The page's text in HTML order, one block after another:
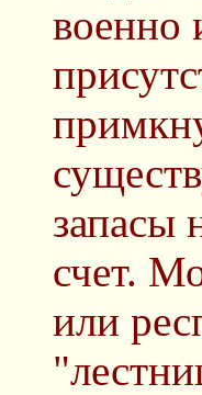
военно
запасы
счет.
или